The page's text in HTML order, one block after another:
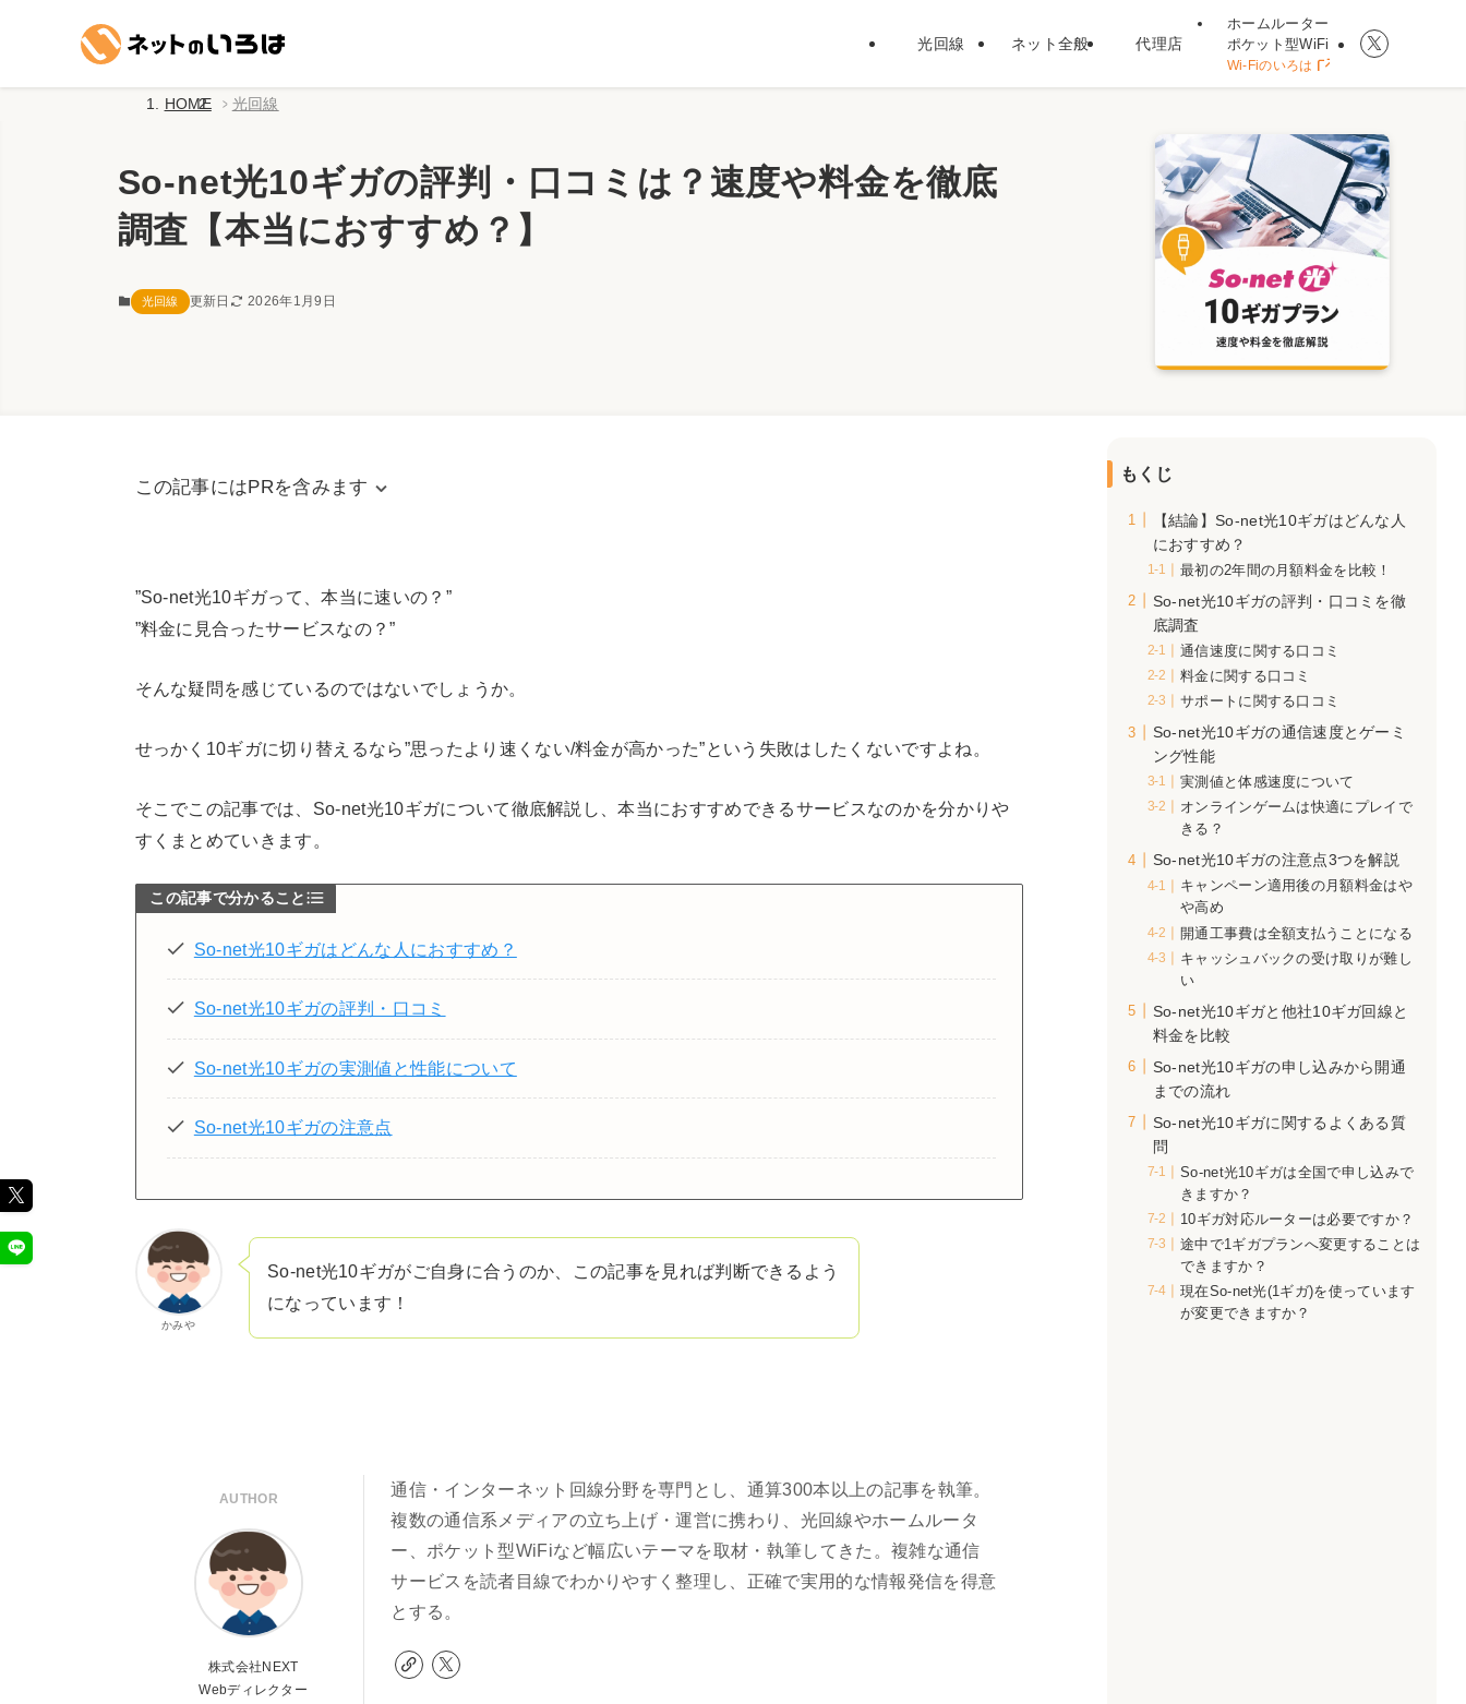
光回線 ネット全般 代理店
ホームルーター
ポケット型WiFi
Wi-Fiのいろは
HOME 光回線
So-net光10ギガの評判・口コミは？速度や料金を徹底
調査【本当におすすめ？】
光回線 更新日 2026年1月9日
この記事にはPRを含みます
容が影響することは一切ございません。中立な立場でユーザー様に納得いただける情報を提供します。
”So-net光10ギガって、本当に速いの？”
”料金に見合ったサービスなの？”
そんな疑問を感じているのではないでしょうか。
せっかく10ギガに切り替えるなら”思ったより速くない/料金が高かった”という失敗はしたくないですよね。
そこでこの記事では、So-net光10ギガについて徹底解説し、本当におすすめできるサービスなのかを分かりや
すくまとめていきます。
この記事で分かること
So-net光10ギガはどんな人におすすめ？
So-net光10ギガの評判・口コミ
So-net光10ギガの実測値と性能について
So-net光10ギガの注意点
かみや
So-net光10ギガがご自身に合うのか、この記事を見れば判断できるよう
になっています！
AUTHOR
株式会社NEXT
Webディレクター
通信・インターネット回線分野を専門とし、通算300本以上の記事を執筆。
複数の通信系メディアの立ち上げ・運営に携わり、光回線やホームルータ
ー、ポケット型WiFiなど幅広いテーマを取材・執筆してきた。複雑な通信
サービスを読者目線でわかりやすく整理し、正確で実用的な情報発信を得意
とする。
もくじ
【結論】So-net光10ギガはどんな人
におすすめ？
最初の2年間の月額料金を比較！
So-net光10ギガの評判・口コミを徹
底調査
通信速度に関する口コミ
料金に関する口コミ
サポートに関する口コミ
So-net光10ギガの通信速度とゲーミ
ング性能
実測値と体感速度について
オンラインゲームは快適にプレイで
きる？
So-net光10ギガの注意点3つを解説
キャンペーン適用後の月額料金はや
や高め
開通工事費は全額支払うことになる
キャッシュバックの受け取りが難し
い
So-net光10ギガと他社10ギガ回線と
料金を比較
So-net光10ギガの申し込みから開通
までの流れ
So-net光10ギガに関するよくある質
問
So-net光10ギガは全国で申し込みで
きますか？
10ギガ対応ルーターは必要ですか？
途中で1ギガプランへ変更することは
できますか？
現在So-net光(1ギガ)を使っています
が変更できますか？